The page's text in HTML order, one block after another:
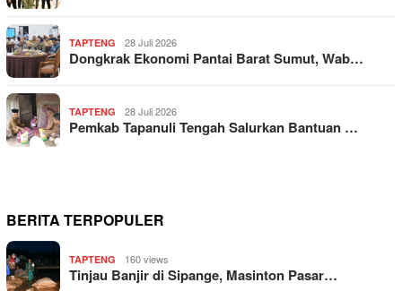
TAPTENG 28 Juli 2026
Dongkrak Ekonomi Pantai Barat Sumut, Wab…
TAPTENG 28 Juli 2026
Pemkab Tapanuli Tengah Salurkan Bantuan …
BERITA TERPOPULER
TAPTENG 160 views
Tinjau Banjir di Sipange, Masinton Pasar…